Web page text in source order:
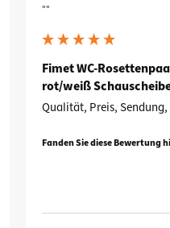
""
Fimet WC-
rot/weiß
Qualität, Preis,
Fanden Sie diese Bewertung